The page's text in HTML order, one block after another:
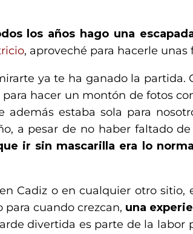
los años hago una
, aproveché para hacerle
ya te ha ganado la
hacer un montón de fotos
además estaba sola para
a pesar de no haber faltado
ir sin mascarilla era lo
Cadiz o en cualquier otro
cuando crezcan, una
divertida es parte de la